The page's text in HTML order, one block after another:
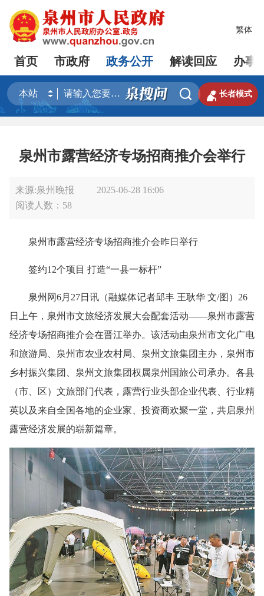
繁体
首页 市政府 政务公开 解读回应 办事
  长者模式
泉州市露营经济专场招商推介会举行
来源:泉州晚报
2025-06-28 16:06
阅读人数： 58
泉州市露营经济专场招商推介会昨日举行
签约12个项目 打造“一县一标杆”
泉州网6月27日讯（融媒体记者邱丰 王耿华 文/图）26
日上午，泉州市文旅经济发展大会配套活动——泉州市露营
经济专场招商推介会在晋江举办。该活动由泉州市文化广电
和旅游局、泉州市农业农村局、泉州文旅集团主办，泉州市
乡村振兴集团、泉州文旅集团权属泉州国旅公司承办。各县
（市、区）文旅部门代表，露营行业头部企业代表、行业精
英以及来自全国各地的企业家、投资商欢聚一堂，共启泉州
露营经济发展的崭新篇章。